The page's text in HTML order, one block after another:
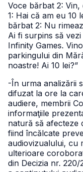
Voce bărbat 2:
1: Hai că am eu 10
bărbat 2: Nu
Ai fi surpins să
Infinity Games.
parkingului din
noastre! Ai 10 lei?”
-În urma analizării
difuzat la ore la
audiere, membrii
informaţiile
natură să afecteze
fiind încălcate
audiovizualului, cu
ulterioare
din Decizia nr. 220/